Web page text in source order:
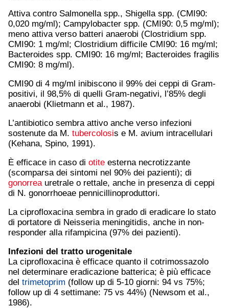
Attiva contro Salmonella spp., Shigella spp. (CMI90:
0,020 mg/ml); Campylobacter spp. (CMI90: 0,5 mg/ml);
meno attiva verso batteri anaerobi (Clostridium spp.
CMI90: 1 mg/ml; Clostridium difficile CMI90: 16 mg/ml;
Bacteroides spp. CMI90: 16 mg/ml; Bacteroides fragilis
CMI90: 8 mg/ml).
CMI90 di 4 mg/ml inibiscono il 99% dei ceppi di Gram-
positivi, il 98,5% di quelli Gram-negativi, l’85% degli
anaerobi (Klietmann et al., 1987).
L’antibiotico sembra attivo anche verso infezioni
sostenute da M. tubercolosis e M. avium intracellulari
(Kehana, Spino, 1991).
È efficace in caso di otite esterna necrotizzante
(scomparsa dei sintomi nel 90% dei pazienti); di
gonorreauretrale o rettale, anche in presenza di ceppi
di N. gonorrhoeae pennicillinoproduttori.
La ciprofloxacina sembra in grado di eradicare lo stato
di portatore di Neisseria meningitidis, anche in non-
responder alla rifampicina (97% dei pazienti).
Infezioni del tratto urogenitale
La ciprofloxacina è efficace quanto il cotrimossazolo
nel determinare eradicazione batterica; è più efficace
del trimetoprim (follow up di 5-10 giorni: 94 vs 75%;
follow up di 4 settimane: 75 vs 44%) (Newsom et al.,
1986).